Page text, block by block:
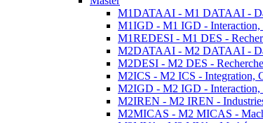
M1DATAAI - M1 DATAAI -
M1IGD - M1 IGD - Interaction,
M1REDESI - M1 DES -
M2DATAAI - M2 DATAAI -
M2DESI - M2 DES -
M2ICS - M2 ICS - Integration,
M2IGD - M2 IGD - Interaction,
M2IREN - M2 IREN -
M2MICAS - M2 MICAS -